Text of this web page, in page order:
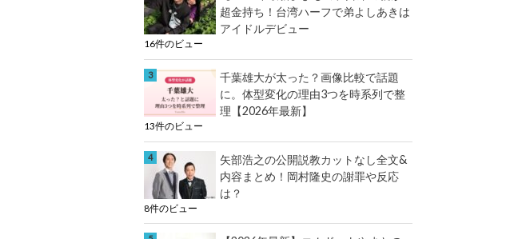
超金持ち！台湾ハーフで弟よしあきは
アイドルデビュー
16件のビュー
千葉雄大が太った？画像比較で話題
に。体型変化の理由3つを時系列で整
理【2026年最新】
13件のビュー
矢部浩之の公開説教カットなし全文&
内容まとめ！岡村隆史の謝罪や反応
は？
8件のビュー